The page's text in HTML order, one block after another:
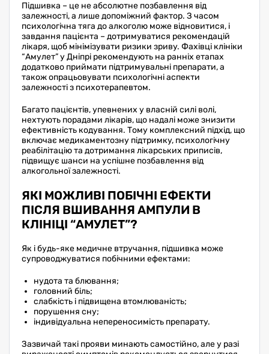
Підшивка – це не абсолютне позбавлення від
залежності, а лише допоміжний фактор. З часом
психологічна тяга до алкоголю може відновитися, і
завдання пацієнта – дотримуватися рекомендацій
лікаря, щоб мінімізувати ризики зриву. Фахівці клініки
“Амулет” у Дніпрі рекомендують на ранніх етапах
додатково приймати підтримувальні препарати, а
також опрацьовувати психологічні аспекти
залежності з психотерапевтом.
Багато пацієнтів, упевнених у власній силі волі,
нехтують порадами лікарів, що надалі може знизити
ефективність кодування. Тому комплексний підхід, що
включає медикаментозну підтримку, психологічну
реабілітацію та дотримання лікарських приписів,
підвищує шанси на успішне позбавлення від
алкогольної залежності.
ЯКІ МОЖЛИВІ ПОБІЧНІ ЕФЕКТИ
ПІСЛЯ ВШИВАННЯ АМПУЛИ В
КЛІНІЦІ “АМУЛЕТ”?
Як і будь-яке медичне втручання, підшивка може
супроводжуватися побічними ефектами:
нудота та блювання;
головний біль;
слабкість і підвищена втомлюваність;
порушення сну;
індивідуальна непереносимість препарату.
Зазвичай такі прояви минають самостійно, але у разі